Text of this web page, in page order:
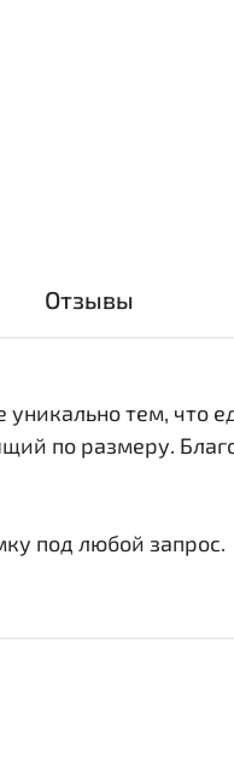
Отзывы
тем, что
по размеру.
под любой запрос.